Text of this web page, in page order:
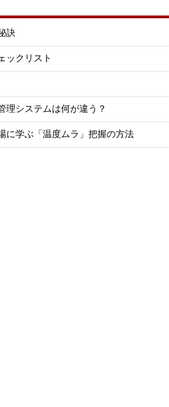
訣
ックリスト
理システムは何が違う？
に学ぶ「温度ムラ」把握の方法